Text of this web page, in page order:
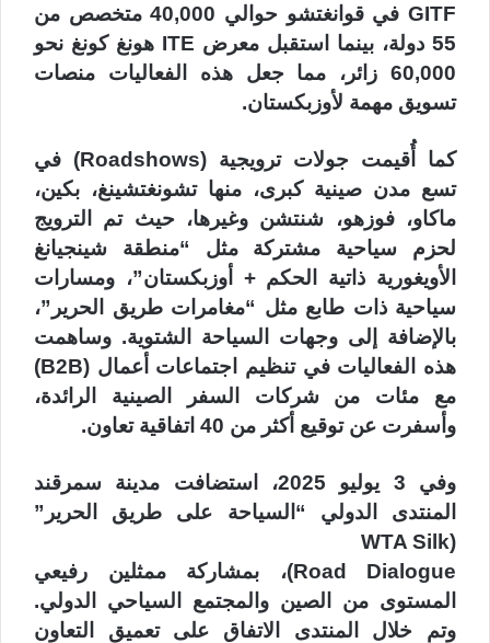
GITF في قوانغتشو حوالي 40,000 متخصص من
55 دولة، بينما استقبل معرض ITE هونغ كونغ نحو
60,000 زائر، مما جعل هذه الفعاليات منصات
تسويق مهمة لأوزبكستان.
كما أُقيمت جولات ترويجية (Roadshows) في
تسع مدن صينية كبرى، منها تشونغتشينغ، بكين،
ماكاو، فوزهو، شنتشن وغيرها، حيث تم الترويج
لحزم سياحية مشتركة مثل “منطقة شينجيانغ
الأويغورية ذاتية الحكم + أوزبكستان”، ومسارات
سياحية ذات طابع مثل “مغامرات طريق الحرير”،
بالإضافة إلى وجهات السياحة الشتوية. وساهمت
هذه الفعاليات في تنظيم اجتماعات أعمال (B2B)
مع مئات من شركات السفر الصينية الرائدة،
وأسفرت عن توقيع أكثر من 40 اتفاقية تعاون.
وفي 3 يوليو 2025، استضافت مدينة سمرقند
المنتدى الدولي “السياحة على طريق الحرير”
(WTA Silk
Road Dialogue)، بمشاركة ممثلين رفيعي
المستوى من الصين والمجتمع السياحي الدولي.
وتم خلال المنتدى الاتفاق على تعميق التعاون